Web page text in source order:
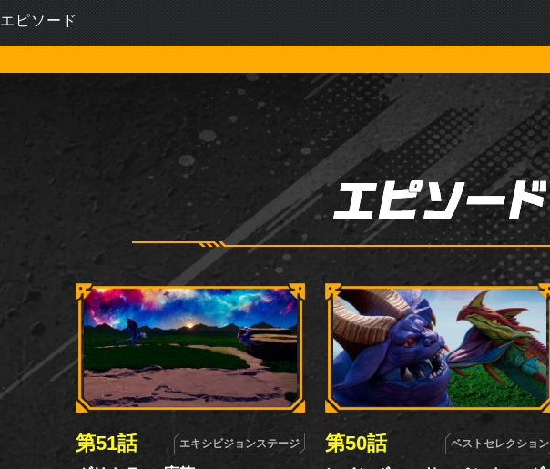
エピソード
第51話 エキシビジョンステージ 第50話 ベストセレクション